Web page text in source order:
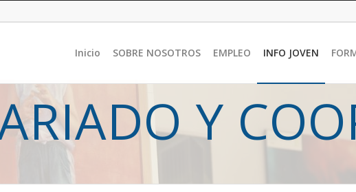
Inicio SOBRE NOSOTROS EMPLEO INFO JOVEN
Y